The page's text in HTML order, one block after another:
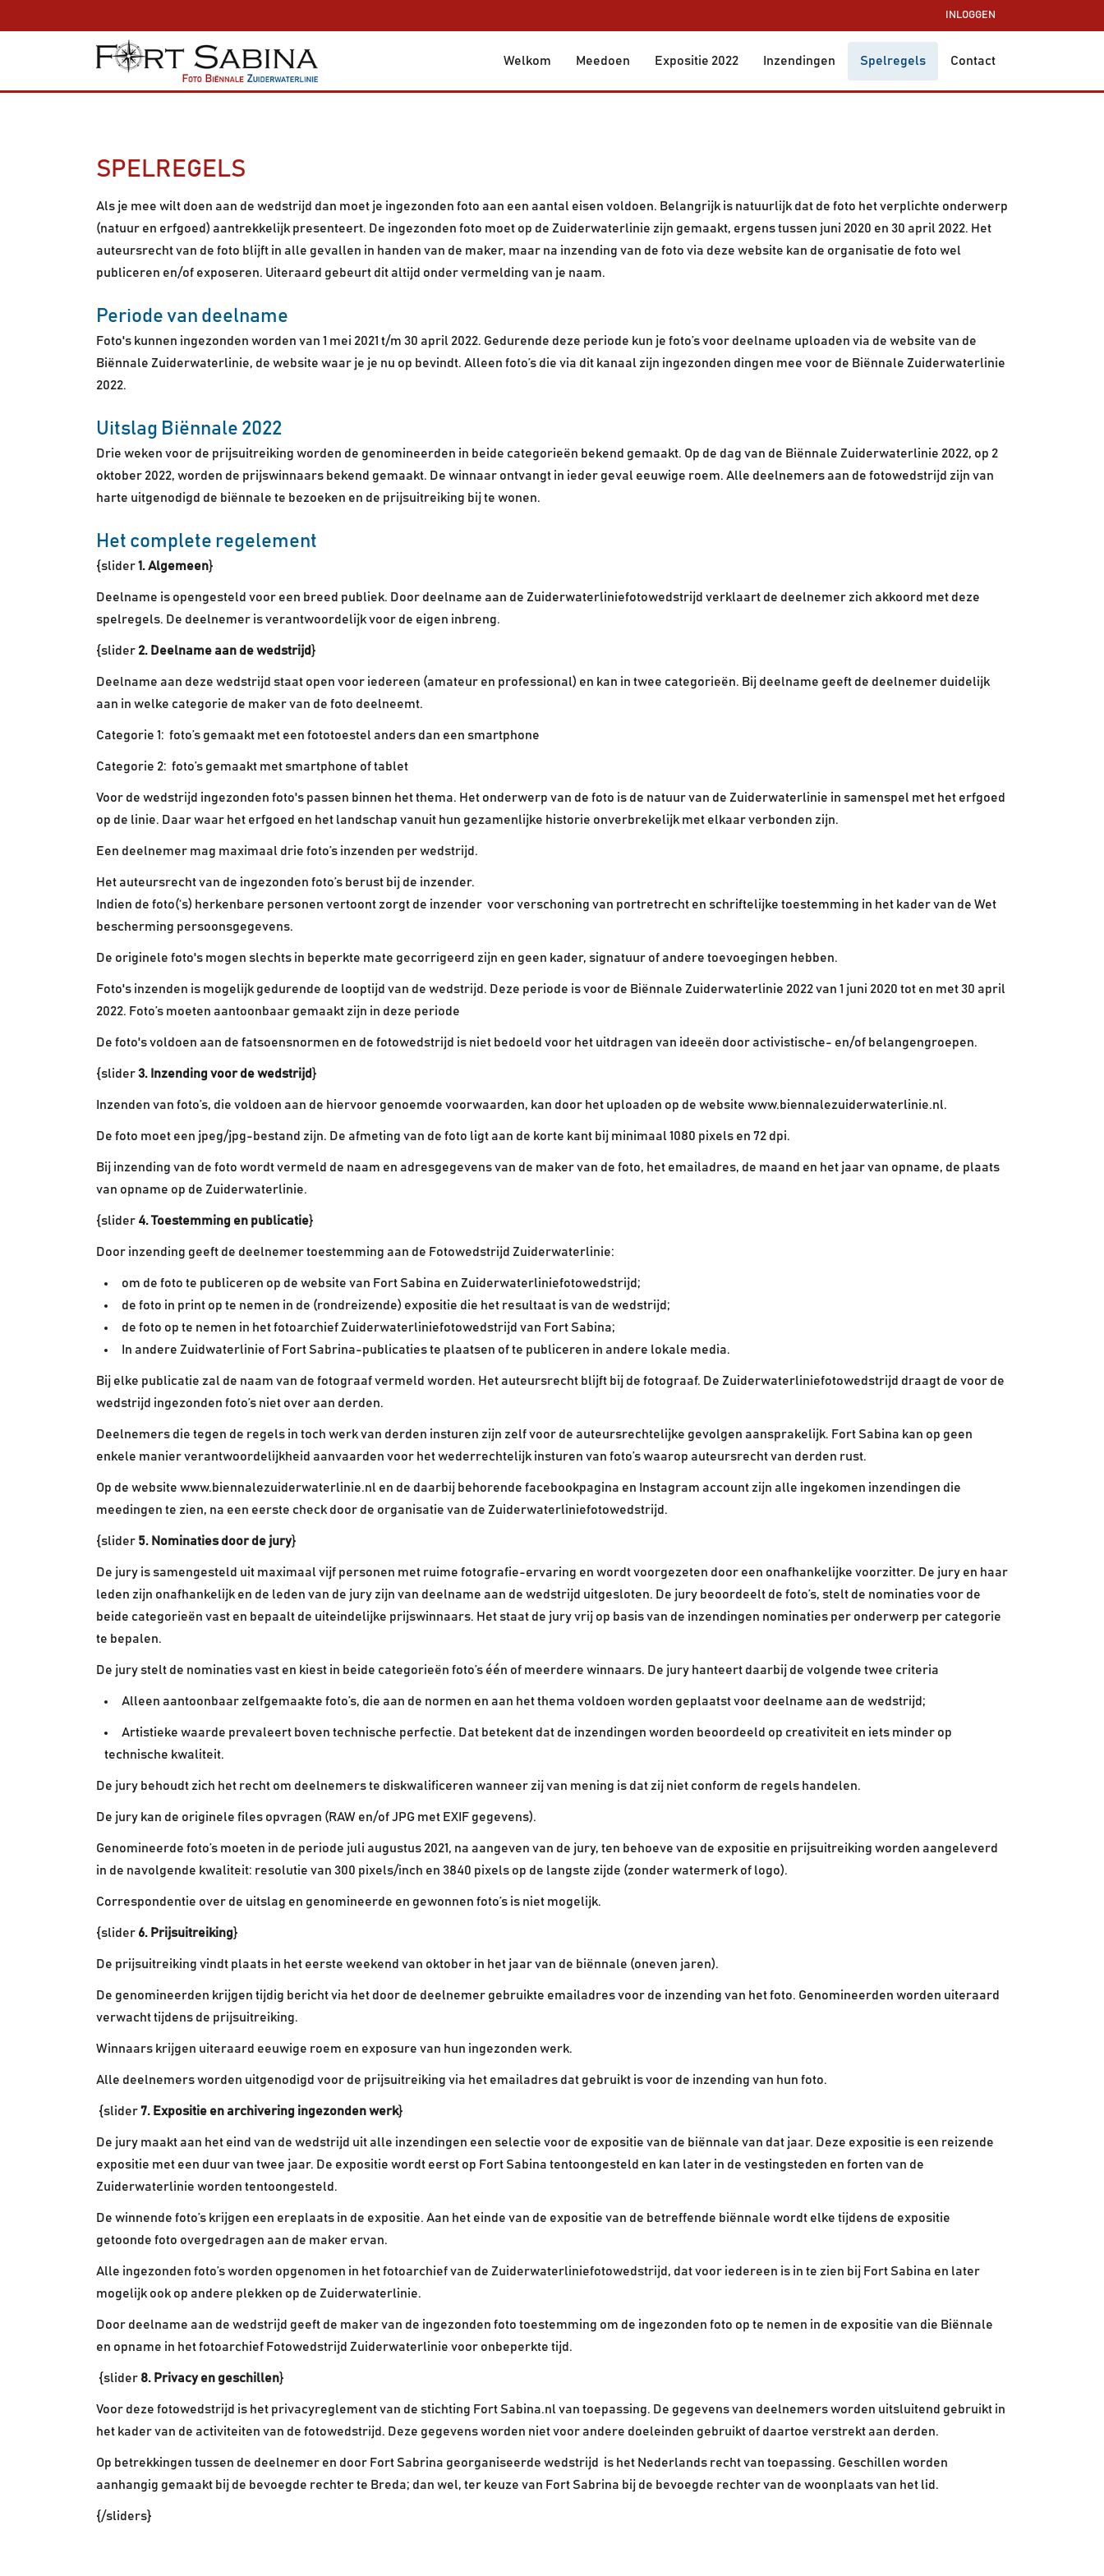
INLOGGEN
Welkom Meedoen Expositie 2022 Inzendingen Spelregels Contact
SPELREGELS
Als je mee wilt doen aan de wedstrijd dan moet je ingezonden foto aan een aantal eisen voldoen. Belangrijk is natuurlijk dat de foto het verplichte onderwerp
(natuur en erfgoed) aantrekkelijk presenteert. De ingezonden foto moet op de Zuiderwaterlinie zijn gemaakt, ergens tussen juni 2020 en 30 april 2022. Het
auteursrecht van de foto blijft in alle gevallen in handen van de maker, maar na inzending van de foto via deze website kan de organisatie de foto wel
publiceren en/of exposeren. Uiteraard gebeurt dit altijd onder vermelding van je naam.
Periode van deelname
Foto's kunnen ingezonden worden van 1 mei 2021 t/m 30 april 2022. Gedurende deze periode kun je foto’s voor deelname uploaden via de website van de
Biënnale Zuiderwaterlinie, de website waar je je nu op bevindt. Alleen foto’s die via dit kanaal zijn ingezonden dingen mee voor de Biënnale Zuiderwaterlinie
2022.
Uitslag Biënnale 2022
Drie weken voor de prijsuitreiking worden de genomineerden in beide categorieën bekend gemaakt. Op de dag van de Biënnale Zuiderwaterlinie 2022, op 2
oktober 2022, worden de prijswinnaars bekend gemaakt. De winnaar ontvangt in ieder geval eeuwige roem. Alle deelnemers aan de fotowedstrijd zijn van
harte uitgenodigd de biënnale te bezoeken en de prijsuitreiking bij te wonen.
Het complete regelement
{slider1. Algemeen}
Deelname is opengesteld voor een breed publiek. Door deelname aan de Zuiderwaterliniefotowedstrijd verklaart de deelnemer zich akkoord met deze
spelregels. De deelnemer is verantwoordelijk voor de eigen inbreng.
{slider 2. Deelname aan de wedstrijd }
Deelname aan deze wedstrijd staat open voor iedereen (amateur en professional) en kan in twee categorieën. Bij deelname geeft de deelnemer duidelijk
aan in welke categorie de maker van de foto deelneemt.
Categorie 1: foto’s gemaakt met een fototoestel anders dan een smartphone
Categorie 2: foto’s gemaakt met smartphone of tablet
Voor de wedstrijd ingezonden foto's passen binnen het thema. Het onderwerp van de foto is de natuur van de Zuiderwaterlinie in samenspel met het erfgoed
op de linie. Daar waar het erfgoed en het landschap vanuit hun gezamenlijke historie onverbrekelijk met elkaar verbonden zijn.
Een deelnemer mag maximaal drie foto’s inzenden per wedstrijd.
Het auteursrecht van de ingezonden foto’s berust bij de inzender.
Indien de foto(‘s) herkenbare personen vertoont zorgt de inzender voor verschoning van portretrecht en schriftelijke toestemming in het kader van de Wet
bescherming persoonsgegevens.
De originele foto's mogen slechts in beperkte mate gecorrigeerd zijn en geen kader, signatuur of andere toevoegingen hebben.
Foto's inzenden is mogelijk gedurende de looptijd van de wedstrijd. Deze periode is voor de Biënnale Zuiderwaterlinie 2022 van 1 juni 2020 tot en met 30 april
2022. Foto’s moeten aantoonbaar gemaakt zijn in deze periode
De foto's voldoen aan de fatsoensnormen en de fotowedstrijd is niet bedoeld voor het uitdragen van ideeën door activistische- en/of belangengroepen.
{slider3. Inzending voor de wedstrijd }
Inzenden van foto’s, die voldoen aan de hiervoor genoemde voorwaarden, kan door het uploaden op de website www.biennalezuiderwaterlinie.nl.
De foto moet een jpeg/jpg-bestand zijn. De afmeting van de foto ligt aan de korte kant bij minimaal 1080 pixels en 72 dpi.
Bij inzending van de foto wordt vermeld de naam en adresgegevens van de maker van de foto, het emailadres, de maand en het jaar van opname, de plaats
van opname op de Zuiderwaterlinie.
{slider 4. Toestemming en publicatie}
Door inzending geeft de deelnemer toestemming aan de Fotowedstrijd Zuiderwaterlinie:
om de foto te publiceren op de website van Fort Sabina en Zuiderwaterliniefotowedstrijd;
de foto in print op te nemen in de (rondreizende) expositie die het resultaat is van de wedstrijd;
de foto op te nemen in het fotoarchief Zuiderwaterliniefotowedstrijd van Fort Sabina;
In andere Zuidwaterlinie of Fort Sabrina-publicaties te plaatsen of te publiceren in andere lokale media.
Bij elke publicatie zal de naam van de fotograaf vermeld worden. Het auteursrecht blijft bij de fotograaf. De Zuiderwaterliniefotowedstrijd draagt de voor de
wedstrijd ingezonden foto’s niet over aan derden.
Deelnemers die tegen de regels in toch werk van derden insturen zijn zelf voor de auteursrechtelijke gevolgen aansprakelijk. Fort Sabina kan op geen
enkele manier verantwoordelijkheid aanvaarden voor het wederrechtelijk insturen van foto’s waarop auteursrecht van derden rust.
Op de website www.biennalezuiderwaterlinie.nl en de daarbij behorende facebookpagina en Instagram account zijn alle ingekomen inzendingen die
meedingen te zien, na een eerste check door de organisatie van de Zuiderwaterliniefotowedstrijd.
{slider 5. Nominaties door de jury}
De jury is samengesteld uit maximaal vijf personen met ruime fotografie-ervaring en wordt voorgezeten door een onafhankelijke voorzitter. De jury en haar
leden zijn onafhankelijk en de leden van de jury zijn van deelname aan de wedstrijd uitgesloten. De jury beoordeelt de foto’s, stelt de nominaties voor de
beide categorieën vast en bepaalt de uiteindelijke prijswinnaars. Het staat de jury vrij op basis van de inzendingen nominaties per onderwerp per categorie
te bepalen.
De jury stelt de nominaties vast en kiest in beide categorieën foto’s één of meerdere winnaars. De jury hanteert daarbij de volgende twee criteria
Alleen aantoonbaar zelfgemaakte foto’s, die aan de normen en aan het thema voldoen worden geplaatst voor deelname aan de wedstrijd;
Artistieke waarde prevaleert boven technische perfectie. Dat betekent dat de inzendingen worden beoordeeld op creativiteit en iets minder op
technische kwaliteit.
De jury behoudt zich het recht om deelnemers te diskwalificeren wanneer zij van mening is dat zij niet conform de regels handelen.
De jury kan de originele files opvragen (RAW en/of JPG met EXIF gegevens).
Genomineerde foto’s moeten in de periode juli augustus 2021, na aangeven van de jury, ten behoeve van de expositie en prijsuitreiking worden aangeleverd
in de navolgende kwaliteit: resolutie van 300 pixels/inch en 3840 pixels op de langste zijde (zonder watermerk of logo).
Correspondentie over de uitslag en genomineerde en gewonnen foto’s is niet mogelijk.
{slider 6. Prijsuitreiking}
De prijsuitreiking vindt plaats in het eerste weekend van oktober in het jaar van de biënnale (oneven jaren).
De genomineerden krijgen tijdig bericht via het door de deelnemer gebruikte emailadres voor de inzending van het foto. Genomineerden worden uiteraard
verwacht tijdens de prijsuitreiking.
Winnaars krijgen uiteraard eeuwige roem en exposure van hun ingezonden werk.
Alle deelnemers worden uitgenodigd voor de prijsuitreiking via het emailadres dat gebruikt is voor de inzending van hun foto.
{slider7. Expositie en archivering ingezonden werk}
De jury maakt aan het eind van de wedstrijd uit alle inzendingen een selectie voor de expositie van de biënnale van dat jaar. Deze expositie is een reizende
expositie met een duur van twee jaar. De expositie wordt eerst op Fort Sabina tentoongesteld en kan later in de vestingsteden en forten van de
Zuiderwaterlinie worden tentoongesteld.
De winnende foto’s krijgen een ereplaats in de expositie. Aan het einde van de expositie van de betreffende biënnale wordt elke tijdens de expositie
getoonde foto overgedragen aan de maker ervan.
Alle ingezonden foto’s worden opgenomen in het fotoarchief van de Zuiderwaterliniefotowedstrijd, dat voor iedereen is in te zien bij Fort Sabina en later
mogelijk ook op andere plekken op de Zuiderwaterlinie.
Door deelname aan de wedstrijd geeft de maker van de ingezonden foto toestemming om de ingezonden foto op te nemen in de expositie van die Biënnale
en opname in het fotoarchief Fotowedstrijd Zuiderwaterlinie voor onbeperkte tijd.
{slider 8. Privacy en geschillen}
Voor deze fotowedstrijd is het privacyreglement van de stichting Fort Sabina.nl van toepassing. De gegevens van deelnemers worden uitsluitend gebruikt in
het kader van de activiteiten van de fotowedstrijd. Deze gegevens worden niet voor andere doeleinden gebruikt of daartoe verstrekt aan derden.
Op betrekkingen tussen de deelnemer en door Fort Sabrina georganiseerde wedstrijd is het Nederlands recht van toepassing. Geschillen worden
aanhangig gemaakt bij de bevoegde rechter te Breda; dan wel, ter keuze van Fort Sabrina bij de bevoegde rechter van de woonplaats van het lid.
{/sliders}